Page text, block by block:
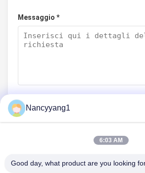
Messaggio *
CONTATTICI
Nancyyang1
6:03 AM
Good day, what product are you looking